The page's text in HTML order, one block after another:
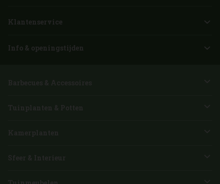
Klantenservice
Info & openingstijden